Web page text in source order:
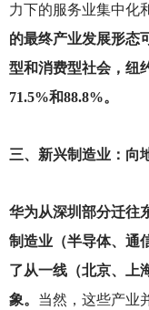
力下的服务业集中化
的最终产业发展形态
型和消费型社会，纽
71.5%和88.8%。
三、新兴制造业：向
华为从深圳部分迁往
制造业（半导体、通
了从一线（北京、上
象。 当然，这些产业